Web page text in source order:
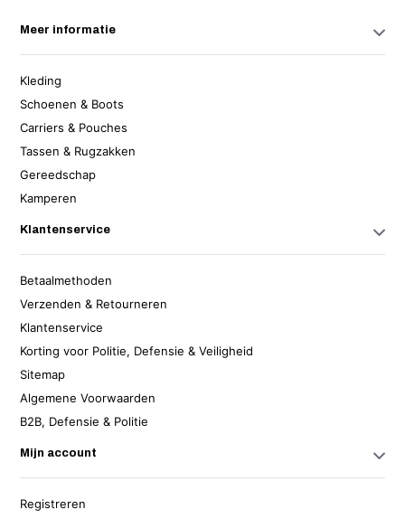
Meer informatie
Kleding
Schoenen & Boots
Carriers & Pouches
Tassen & Rugzakken
Gereedschap
Kamperen
Klantenservice
Betaalmethoden
Verzenden & Retourneren
Klantenservice
Korting voor Politie, Defensie & Veiligheid
Sitemap
Algemene Voorwaarden
B2B, Defensie & Politie
Mijn account
Registreren